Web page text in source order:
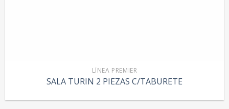
LÍNEA PREMIER
SALA TURIN 2 PIEZAS C/TABURETE